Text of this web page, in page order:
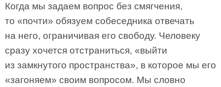
Когда мы задаем вопрос без смягчения,
то «почти» обязуем собеседника отвечать
на него, ограничивая его свободу. Человеку
сразу хочется отстраниться, «выйти
из замкнутого пространства», в которое мы его
«загоняем» своим вопросом. Мы словно